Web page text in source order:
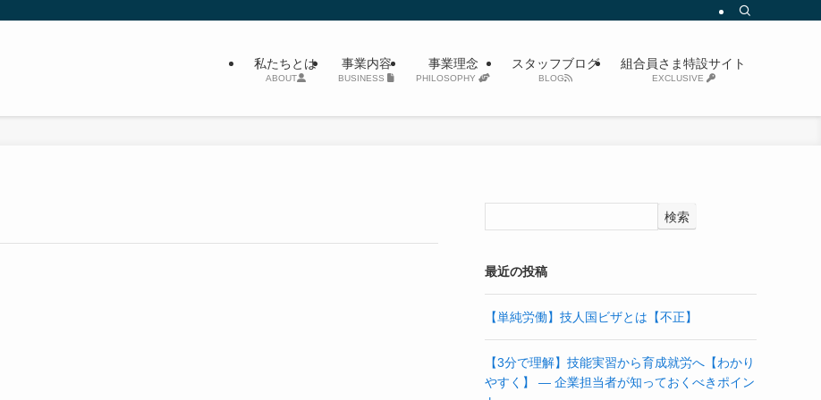
私たちとは
ABOUT
事業内容
BUSINESS
事業理念
PHILOSOPHY
スタッフブログ
BLOG
組合員さま特設サイト
EXCLUSIVE
検索
最近の投稿
【単純労働】技人国ビザとは【不正】
【3分で理解】技能実習から育成就労へ【わかり
やすく】 ― 企業担当者が知っておくべきポイン